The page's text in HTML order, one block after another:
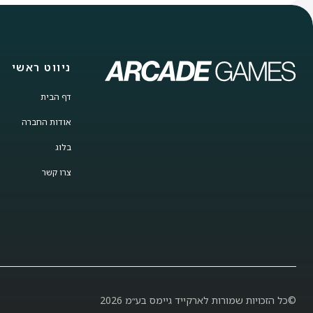
ניווט ראשי
דף הבית
אודות החברה
בלוג
צרו קשר
©כל הזכויות שמורות לארקייד גיימס בע״מ 2026